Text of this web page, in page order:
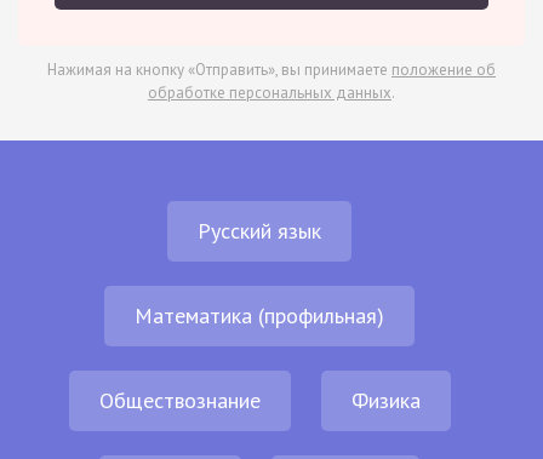
Нажимая на кнопку «Отправить», вы принимаете положение об
обработке персональных данных.
Русский язык
Математика (профильная)
Обществознание Физика